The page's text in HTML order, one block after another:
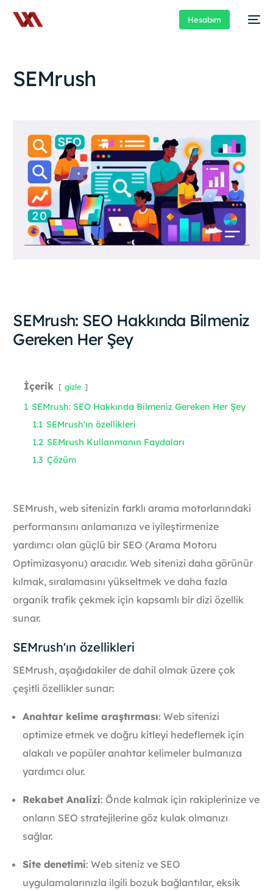
Hesabım
SEMrush
SEMrush: SEO Hakkında Bilmeniz
Gereken Her Şey
İçerik gizle
1 SEMrush: SEO Hakkında Bilmeniz Gereken Her Şey
1.1 SEMrush'ın özellikleri
1.2 SEMrush Kullanmanın Faydaları
1.3 Çözüm
SEMrush, web sitenizin farklı arama motorlarındaki
performansını anlamanıza ve iyileştirmenize
yardımcı olan güçlü bir SEO (Arama Motoru
Optimizasyonu) aracıdır. Web sitenizi daha görünür
kılmak, sıralamasını yükseltmek ve daha fazla
organik trafik çekmek için kapsamlı bir dizi özellik
sunar.
SEMrush'ın özellikleri
SEMrush, aşağıdakiler de dahil olmak üzere çok
çeşitli özellikler sunar:
Anahtar kelime araştırması: Web sitenizi
optimize etmek ve doğru kitleyi hedeflemek için
alakalı ve popüler anahtar kelimeler bulmanıza
yardımcı olur.
Rekabet Analizi: Önde kalmak için rakiplerinize ve
onların SEO stratejilerine göz kulak olmanızı
sağlar.
Site denetimi: Web siteniz ve SEO
uygulamalarınızla ilgili bozuk bağlantılar, eksik